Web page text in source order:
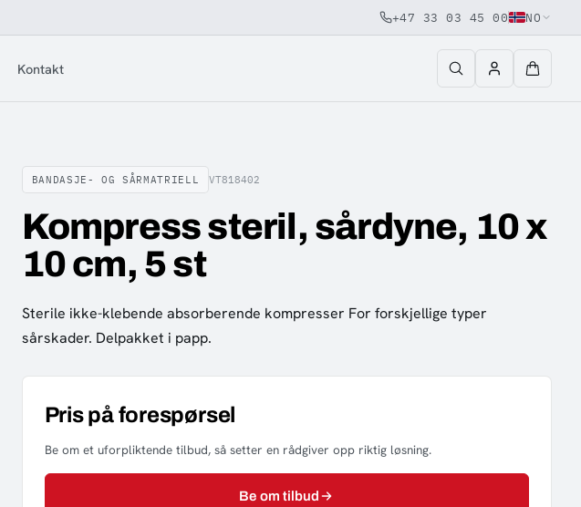
+47 33 03 45 00 NO
Kontakt
BANDASJE- OG SÅRMATRIELL VT818402
Kompress steril, sårdyne, 10 x
10 cm, 5 st
Sterile ikke-klebende absorberende kompresser For forskjellige typer
sårskader. Delpakket i papp.
Pris på forespørsel
Be om et uforpliktende tilbud, så setter en rådgiver opp riktig løsning.
Be om tilbud